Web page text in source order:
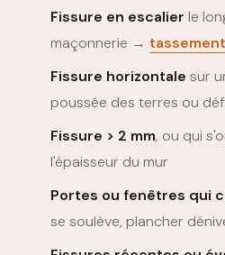
Fissure en escalier le
maçonnerie →
Fissure horizontale sur
poussée des terres ou
Fissure > 2 mm, ou qui
l'épaisseur du mur
Portes ou fenêtres qui
se soulève, plancher